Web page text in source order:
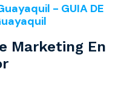
- GUIA DE
Marketing En